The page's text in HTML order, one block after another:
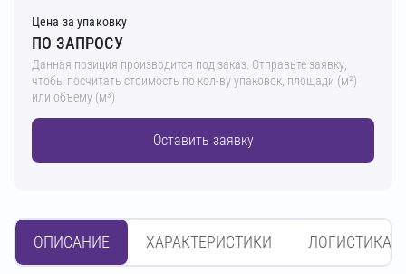
Цена за упаковку
ПО ЗАПРОСУ
Данная позиция производится под заказ. Отправьте заявку,
чтобы посчитать стоимость по кол-ву упаковок, площади (м²)
или объему (м³)
Оставить заявку
ОПИСАНИЕ ХАРАКТЕРИСТИКИ ЛОГИСТИКА